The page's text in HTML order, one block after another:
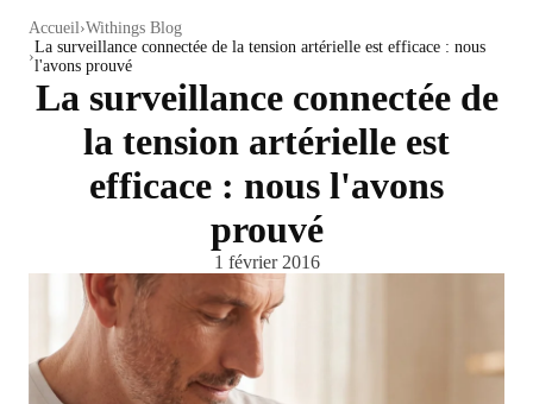
Accueil Withings Blog
La surveillance connectée de la tension artérielle est efficace : nous
l'avons prouvé
La surveillance connectée de
la tension artérielle est
efficace : nous l'avons
prouvé
1 février 2016